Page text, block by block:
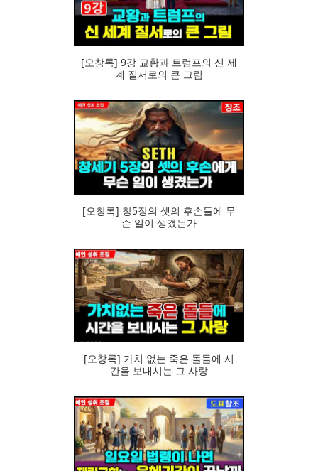
[오창록] 9강 교황과 트럼프의 신 세
계 질서로의 큰 그림
95
[오창록] 창5장의 셋의 후손들에 무
슨 일이 생겼는가
81
[오창록] 가치 없는 죽은 돌들에 시
간을 보내시는 그 사랑
78